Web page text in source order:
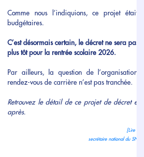
Comme nous l’indiquions, ce projet était
budgétaires.
C’est désormais certain, le décret ne sera pas
plus tôt pour la rentrée scolaire 2026.
Par ailleurs, la question de l’organisation
rendez-vous de carrière n’est pas tranchée.
Retrouvez le détail de ce projet de décret et
après.
[Lire la
secrétaire national du